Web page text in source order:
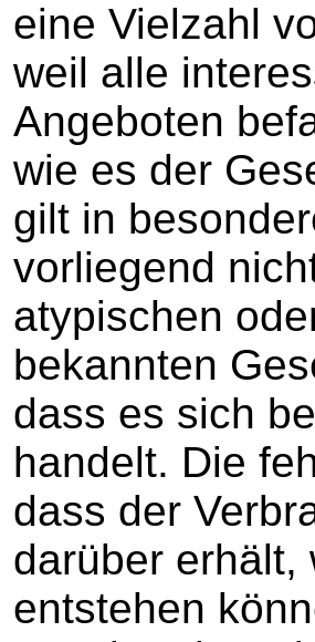
eine Vielzahl
weil alle
Angeboten
wie es der
gilt in
vorliegend
atypischen
bekannten
dass es sich
handelt. Die
dass der
darüber erhält,
entstehen